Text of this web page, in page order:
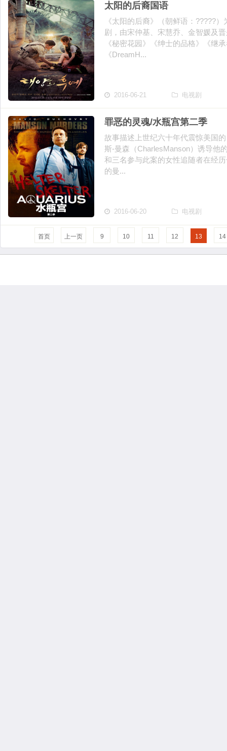
太阳的后裔国语
《太阳的后裔》（朝鲜语：?????
剧，由宋仲基、宋慧乔、金智媛及
《秘密花园》《绅士的品格》《继
《DreamH...
2016-06-21 电视剧
罪恶的灵魂/水瓶宫第二季
故事描述上世纪六十年代震惊美国
斯-曼森（CharlesManson）诱导他
和三名参与此案的女性追随者在经
的曼...
2016-06-20 电视剧
首页 上一页 9 10 11 12 13 14